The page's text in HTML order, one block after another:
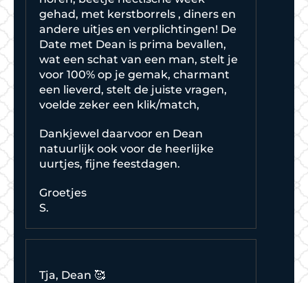
gehad, met kerstborrels , diners en
andere uitjes en verplichtingen! De
Date met Dean is prima bevallen,
wat een schat van een man, stelt je
voor 100% op je gemak, charmant
een lieverd, stelt de juiste vragen,
voelde zeker een klik/match,
Dankjewel daarvoor en Dean
natuurlijk ook voor de heerlijke
uurtjes, fijne feestdagen.
Groetjes
S.
Tja, Dean 🥰